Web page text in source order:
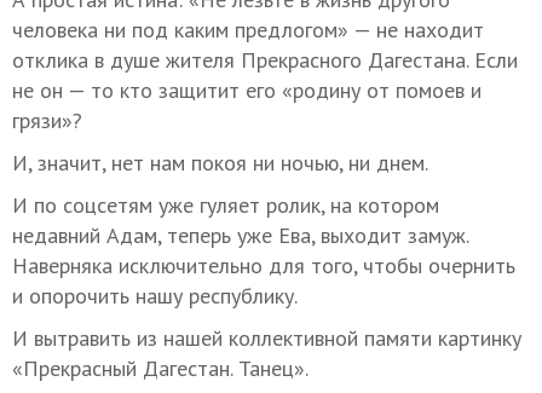
человека ни под каким предлогом» — не находит
отклика в душе жителя Прекрасного Дагестана. Если
не он — то кто защитит его «родину от помоев и
грязи»?
И, значит, нет нам покоя ни ночью, ни днем.
И по соцсетям уже гуляет ролик, на котором
недавний Адам, теперь уже Ева, выходит замуж.
Наверняка исключительно для того, чтобы очернить
и опорочить нашу республику.
И вытравить из нашей коллективной памяти картинку
«Прекрасный Дагестан. Танец».